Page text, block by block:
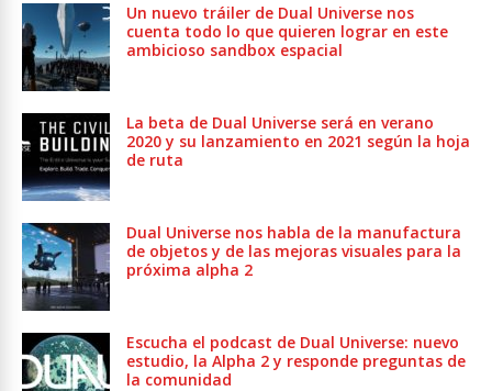
Un nuevo tráiler de Dual Universe nos
cuenta todo lo que quieren lograr en este
ambicioso sandbox espacial
La beta de Dual Universe será en verano
2020 y su lanzamiento en 2021 según la hoja
de ruta
Dual Universe nos habla de la manufactura
de objetos y de las mejoras visuales para la
próxima alpha 2
Escucha el podcast de Dual Universe: nuevo
estudio, la Alpha 2 y responde preguntas de
la comunidad